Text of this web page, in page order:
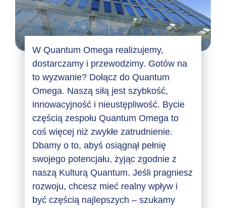
W Quantum Omega realizujemy,
dostarczamy i przewodzimy. Gotów na
to wyzwanie? Dołącz do Quantum
Omega. Naszą siłą jest szybkość,
innowacyjność i nieustępliwość. Bycie
częścią zespołu Quantum Omega to
coś więcej niż zwykłe zatrudnienie.
Dbamy o to, abyś osiągnął pełnię
swojego potencjału, żyjąc zgodnie z
naszą Kulturą Quantum. Jeśli pragniesz
rozwoju, chcesz mieć realny wpływ i
być częścią najlepszych – szukamy